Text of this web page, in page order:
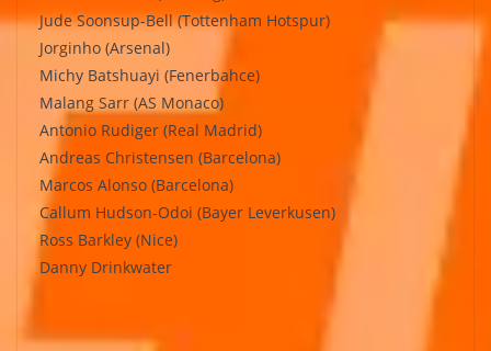
Jude Soonsup-Bell (Tottenham Hotspur)
Jorginho (Arsenal)
Michy Batshuayi (Fenerbahce)
Malang Sarr (AS Monaco)
Antonio Rudiger (Real Madrid)
Andreas Christensen (Barcelona)
Marcos Alonso (Barcelona)
Callum Hudson-Odoi (Bayer Leverkusen)
Ross Barkley (Nice)
Danny Drinkwater